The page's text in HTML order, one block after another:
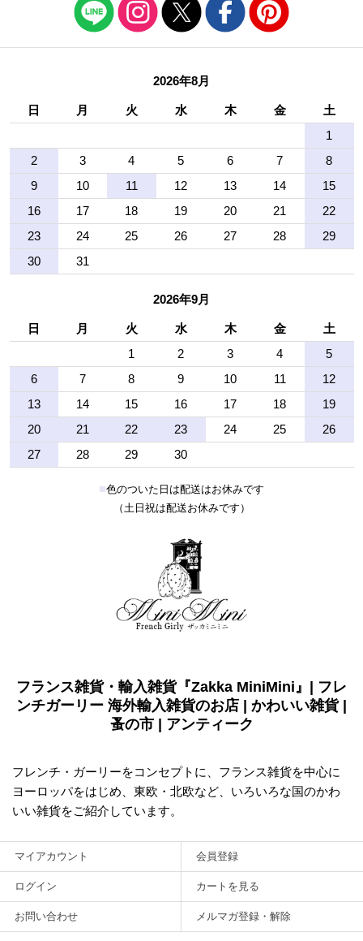
2026年8月
日 月 火 水 木 金
土
1
2
3 4 5 6 7
8
9
10 11 12 13 14
15
16
17 18 19 20 21
22
23
24 25 26 27 28
29
30
31
2026年9月
日 月 火 水 木 金
土
1
2 3 4
5
6
7 8 9 10 11
12
13
14 15 16 17 18
19
20
21 22 23 24 25
26
27
28 29 30
■色のついた日は配送はお休みです
（土日祝は配送お休みです）
フランス雑貨・輸入雑貨『Zakka MiniMini』| フレ
ンチガーリー 海外輸入雑貨のお店 | かわいい雑貨 |
蚤の市 | アンティーク
フレンチ・ガーリーをコンセプトに、フランス雑貨を中心に
ヨーロッパをはじめ、東欧・北欧など、いろいろな国のかわ
いい雑貨をご紹介しています。
マイアカウント 会員登録
ログイン カートを見る
お問い合わせ メルマガ登録・解除